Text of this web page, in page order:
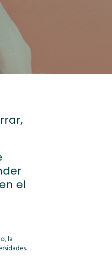
el
la